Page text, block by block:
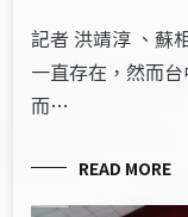
記者 洪靖淳 、蘇
一直存在，然而
而…
READ MORE